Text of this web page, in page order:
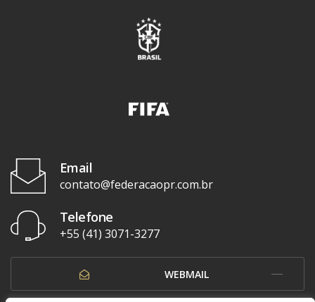
Email
contato@federacaopr.com.br
Telefone
+55 (41) 3071-3277
WEBMAIL